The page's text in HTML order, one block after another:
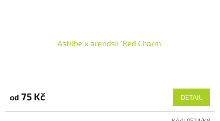
Astilbe x arendsii 'Red Charm'
od 75 Kč DETAIL